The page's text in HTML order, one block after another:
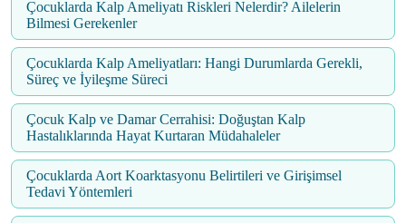
Çocuklarda Kalp Ameliyatı Riskleri Nelerdir? Ailelerin
Bilmesi Gerekenler
Çocuklarda Kalp Ameliyatları: Hangi Durumlarda Gerekli,
Süreç ve İyileşme Süreci
Çocuk Kalp ve Damar Cerrahisi: Doğuştan Kalp
Hastalıklarında Hayat Kurtaran Müdahaleler
Çocuklarda Aort Koarktasyonu Belirtileri ve Girişimsel
Tedavi Yöntemleri